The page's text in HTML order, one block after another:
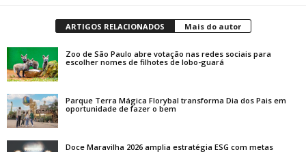
ARTIGOS RELACIONADOS Mais do autor
Zoo de São Paulo abre votação nas redes sociais para
escolher nomes de filhotes de lobo-guará
Parque Terra Mágica Florybal transforma Dia dos Pais em
oportunidade de fazer o bem
Doce Maravilha 2026 amplia estratégia ESG com metas